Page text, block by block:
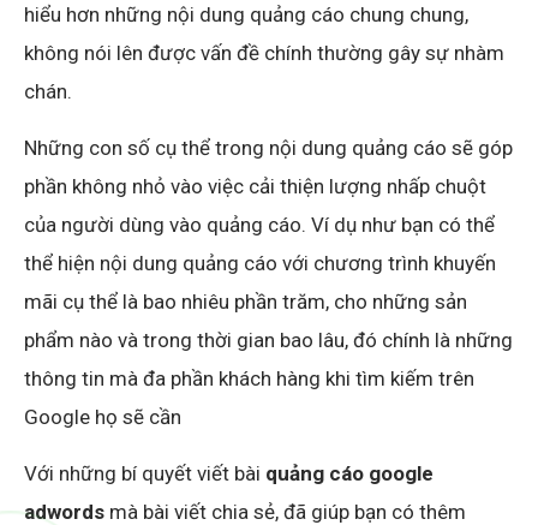
hiểu hơn những nội dung quảng cáo chung chung,
không nói lên được vấn đề chính thường gây sự nhàm
chán.
Những con số cụ thể trong nội dung quảng cáo sẽ góp
phần không nhỏ vào việc cải thiện lượng nhấp chuột
của người dùng vào quảng cáo. Ví dụ như bạn có thể
thể hiện nội dung quảng cáo với chương trình khuyến
mãi cụ thể là bao nhiêu phần trăm, cho những sản
phẩm nào và trong thời gian bao lâu, đó chính là những
thông tin mà đa phần khách hàng khi tìm kiếm trên
Google họ sẽ cần
Với những bí quyết viết bài quảng cáo google
adwords mà bài viết chia sẻ, đã giúp bạn có thêm